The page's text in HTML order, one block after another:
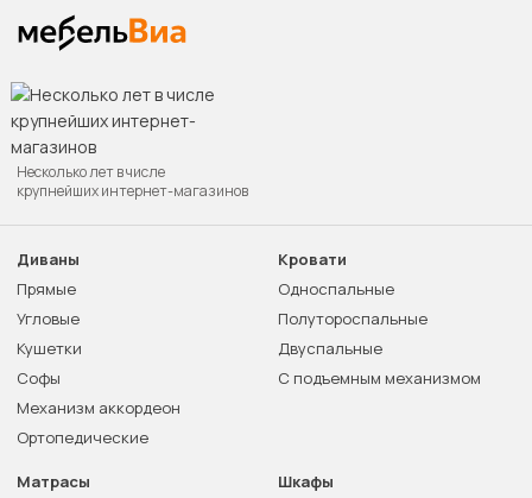
Несколько лет в числе
крупнейших интернет-магазинов
Диваны
Прямые
Угловые
Кушетки
Софы
Механизм аккордеон
Ортопедические
Кровати
Односпальные
Полутороспальные
Двуспальные
С подъемным механизмом
Матрасы
Шкафы